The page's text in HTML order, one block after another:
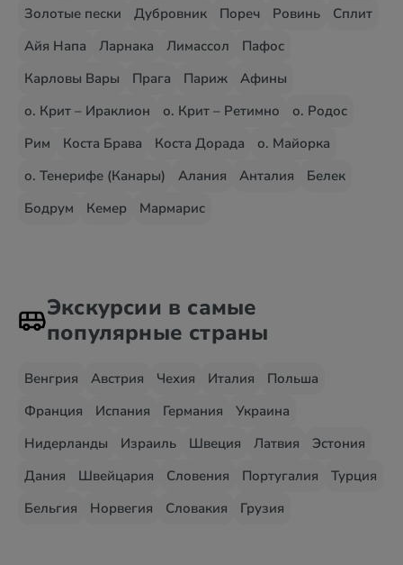
Золотые пески
Дубровник Пореч Ровинь
Сплит
Айя Напа
Ларнака Лимассол
Пафос
Карловы Вары
Прага Париж
Афины
о. Крит – Ираклион
о. Крит – Ретимно
о. Родос
Рим
Коста Брава Коста Дорада
о. Майорка
о. Тенерифе (Канары)
Алания Анталия
Белек
Бодрум
Кемер Мармарис
Экскурсии в самые
популярные страны
Венгрия Австрия Чехия Италия
Польша
Франция
Испания Германия
Украина
Нидерланды
Израиль Швеция Латвия
Эстония
Дания
Швейцария Словения Португалия
Турция
Бельгия
Норвегия Словакия Грузия